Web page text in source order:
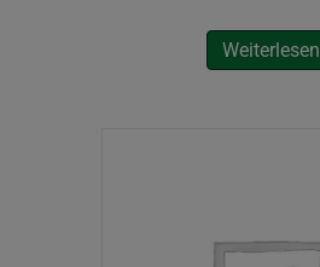
Weiterlesen